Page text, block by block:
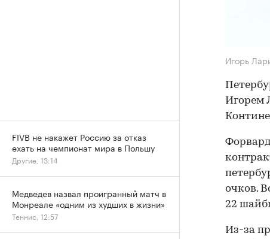
Игорь
Игорем
очков.
22
Из-за
FIVB не накажет Россию за отказ
ехать на чемпионат мира в Польшу
Другие, 13:14
Медведев назвал проигранный матч в
Монреале «одним из худших в жизни»
Теннис, 12:57